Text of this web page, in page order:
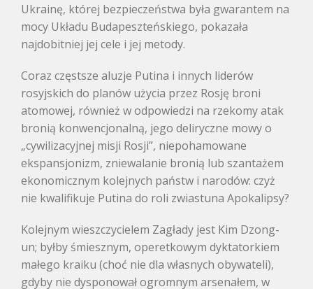
Ukrainę, której bezpieczeństwa była gwarantem na
mocy Układu Budapeszteńskiego, pokazała
najdobitniej jej cele i jej metody.
Coraz częstsze aluzje Putina i innych liderów
rosyjskich do planów użycia przez Rosję broni
atomowej, również w odpowiedzi na rzekomy atak
bronią konwencjonalną, jego deliryczne mowy o
„cywilizacyjnej misji Rosji”, niepohamowane
ekspansjonizm, zniewalanie bronią lub szantażem
ekonomicznym kolejnych państw i narodów: czyż
nie kwalifikuje Putina do roli zwiastuna Apokalipsy?
Kolejnym wieszczycielem Zagłady jest Kim Dzong-
un; byłby śmiesznym, operetkowym dyktatorkiem
małego kraiku (choć nie dla własnych obywateli),
gdyby nie dysponował ogromnym arsenałem, w